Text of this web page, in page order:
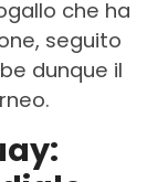
che ha
seguito
dunque il